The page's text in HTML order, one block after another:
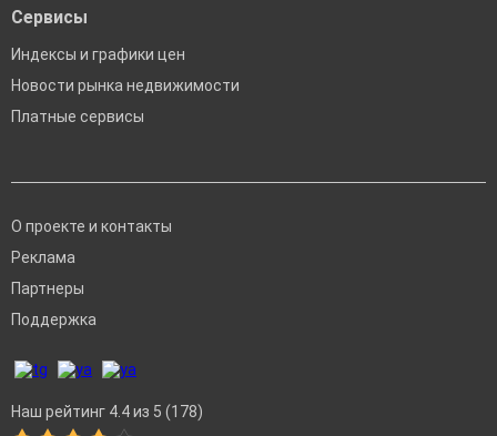
Сервисы
Индексы и графики цен
Новости рынка недвижимости
Платные сервисы
О проекте и контакты
Реклама
Партнеры
Поддержка
Наш рейтинг 4.4 из 5 (178)